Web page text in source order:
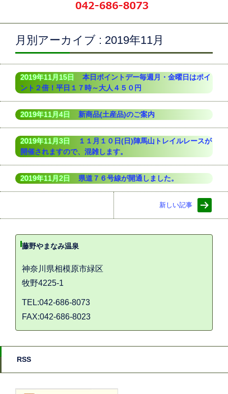
月別アーカイブ : 2019年11月
2019年11月15日 本日ポイントデー毎週月・金曜日はポイ
ント２倍！平日１７時～大人４５０円
2019年11月4日 新商品(土産品)のご案内
2019年11月3日
１１月１０日(日)陣馬山トレイルレースが
開催されますので、混雑します。
2019年11月2日 県道７６号線が開通しました。
新しい記事
藤野やまなみ温泉
神奈川県相模原市緑区
牧野4225-1
TEL:042-686-8073
FAX:042-686-8023
RSS